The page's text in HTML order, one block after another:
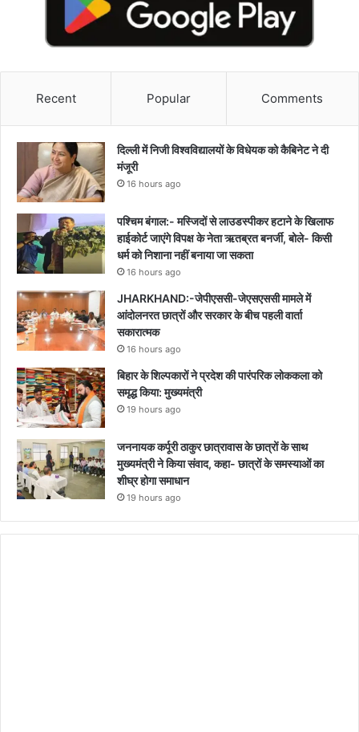
Recent Popular Comments
दिल्ली में निजी विश्वविद्यालयों के विधेयक को कैबिनेट ने दी
मंजूरी
16 hours ago
पश्चिम बंगाल:- मस्जिदों से लाउडस्पीकर हटाने के खिलाफ
हाईकोर्ट जाएंगे विपक्ष के नेता ऋतब्रत बनर्जी, बोले- किसी
धर्म को निशाना नहीं बनाया जा सकता
16 hours ago
JHARKHAND:-जेपीएससी-जेएसएससी मामले में
आंदोलनरत छात्रों और सरकार के बीच पहली वार्ता
सकारात्मक
16 hours ago
बिहार के शिल्पकारों ने प्रदेश की पारंपरिक लोककला को
समृद्ध किया: मुख्यमंत्री
19 hours ago
जननायक कर्पूरी ठाकुर छात्रावास के छात्रों के साथ
मुख्यमंत्री ने किया संवाद, कहा- छात्रों के समस्याओं का
शीघ्र होगा समाधान
19 hours ago